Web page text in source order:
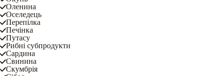
Оленина
Оселедець
Перепілка
Печінка
Путасу
Рибні субпродукти
Сардина
Свинина
Скумбрія